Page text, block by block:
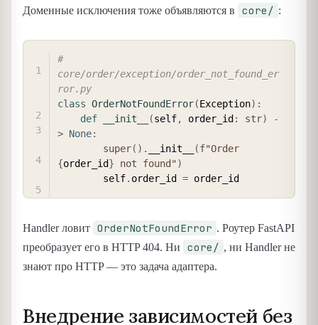
Доменные исключения тоже объявляются в core/ :
#
core/order/exception/order_not_found_er
ror.py
class OrderNotFoundError(Exception) :
def
__init__ (self, order_id : str)
-
> None:
super( ) . __init__ (
{order_id} not found")
        self
. order_id =
Handler ловит OrderNotFoundError . Роутер FastAPI
преобразует его в HTTP 404. Ни
core/ , ни Handler не
знают про HTTP — это задача адаптера.
Внедрение зависимостей без